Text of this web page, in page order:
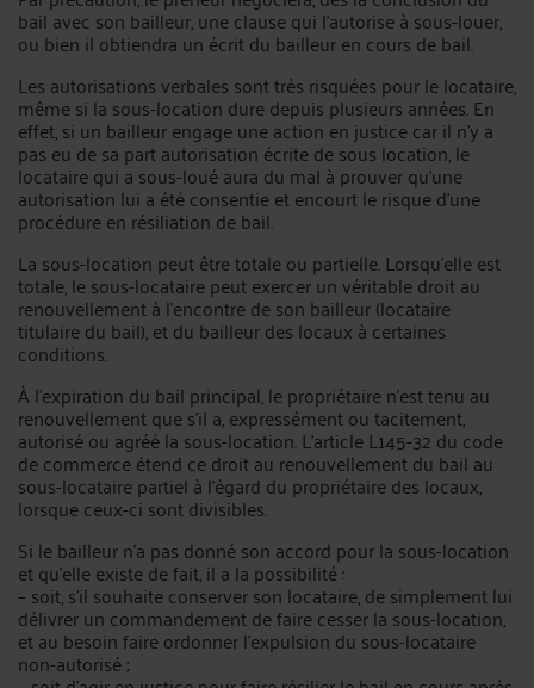
bail avec son bailleur, une clause qui l’autorise à sous-louer,
ou bien il obtiendra un écrit du bailleur en cours de bail.
Les autorisations verbales sont très risquées pour le locataire,
même si la sous-location dure depuis plusieurs années. En
effet, si un bailleur engage une action en justice car il n’y a
pas eu de sa part autorisation écrite de sous location, le
locataire qui a sous-loué aura du mal à prouver qu’une
autorisation lui a été consentie et encourt le risque d’une
procédure en résiliation de bail.
La sous-location peut être totale ou partielle. Lorsqu’elle est
totale, le sous-locataire peut exercer un véritable droit au
renouvellement à l’encontre de son bailleur (locataire
titulaire du bail), et du bailleur des locaux à certaines
conditions.
À l’expiration du bail principal, le propriétaire n’est tenu au
renouvellement que s’il a, expressément ou tacitement,
autorisé ou agréé la sous-location. L’article L145-32 du code
de commerce étend ce droit au renouvellement du bail au
sous-locataire partiel à l’égard du propriétaire des locaux,
lorsque ceux-ci sont divisibles.
Si le bailleur n’a pas donné son accord pour la sous-location
et qu’elle existe de fait, il a la possibilité :
– soit, s’il souhaite conserver son locataire, de simplement lui
délivrer un commandement de faire cesser la sous-location,
et au besoin faire ordonner l’expulsion du sous-locataire
non-autorisé ;